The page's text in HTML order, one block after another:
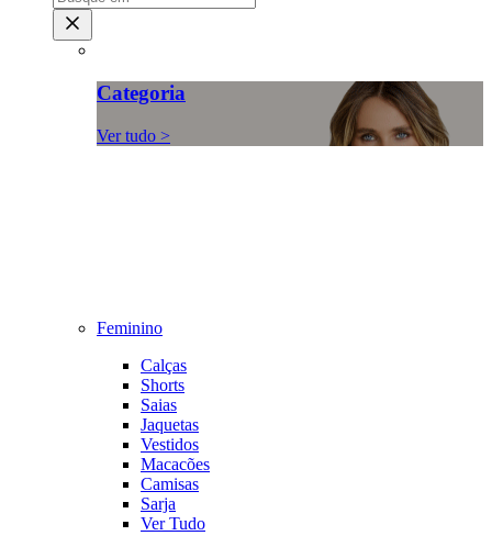
Categoria
Ver tudo >
Feminino
Calças
Shorts
Saias
Jaquetas
Vestidos
Macacões
Camisas
Sarja
Ver Tudo